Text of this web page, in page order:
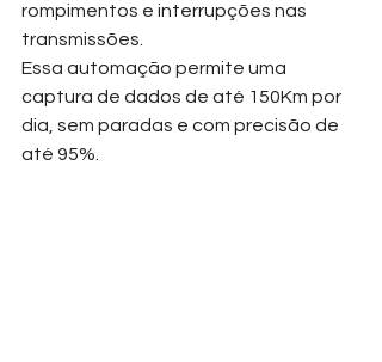
rompimentos e interrupções nas
transmissões.
Essa automação permite uma
captura de dados de até 150Km por
dia, sem paradas e com precisão de
até 95%.